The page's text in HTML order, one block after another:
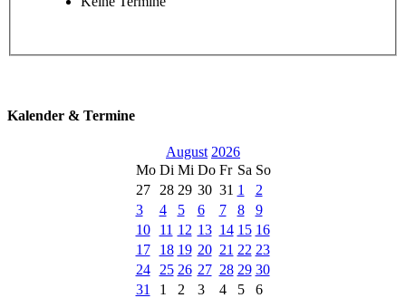
Kalender & Termine
August 2026
Mo Di Mi Do Fr Sa So
27
28 29 30 31 1
2
3
4 5 6 7 8
9
10
11 12 13 14 15 16
17
18 19 20 21 22 23
24
25 26 27 28 29 30
31
1 2 3 4 5 6